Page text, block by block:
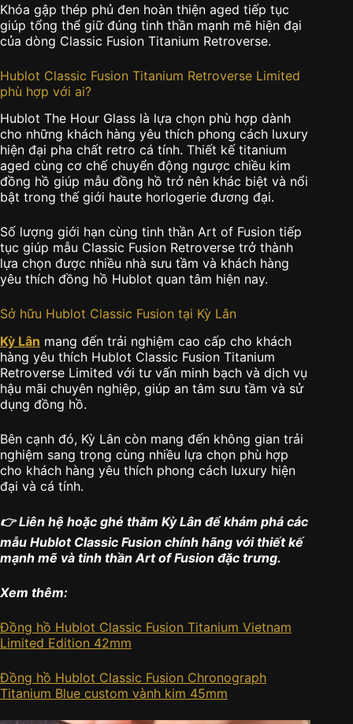
Khóa gập thép phủ đen hoàn thiện aged tiếp tục
giúp tổng thể giữ đúng tinh thần mạnh mẽ hiện đại
của dòng Classic Fusion Titanium Retroverse.
Hublot Classic Fusion Titanium Retroverse Limited
phù hợp với ai?
Hublot The Hour Glass là lựa chọn phù hợp dành
cho những khách hàng yêu thích phong cách luxury
hiện đại pha chất retro cá tính. Thiết kế titanium
aged cùng cơ chế chuyển động ngược chiều kim
đồng hồ giúp mẫu đồng hồ trở nên khác biệt và nổi
bật trong thế giới haute horlogerie đương đại.
Số lượng giới hạn cùng tinh thần Art of Fusion tiếp
tục giúp mẫu Classic Fusion Retroverse trở thành
lựa chọn được nhiều nhà sưu tầm và khách hàng
yêu thích đồng hồ Hublot quan tâm hiện nay.
Sở hữu Hublot Classic Fusion tại Kỳ Lân
Kỳ Lân mang đến trải nghiệm cao cấp cho khách
hàng yêu thích Hublot Classic Fusion Titanium
Retroverse Limited với tư vấn minh bạch và dịch vụ
hậu mãi chuyên nghiệp, giúp an tâm sưu tầm và sử
dụng đồng hồ.
Bên cạnh đó, Kỳ Lân còn mang đến không gian trải
nghiệm sang trọng cùng nhiều lựa chọn phù hợp
cho khách hàng yêu thích phong cách luxury hiện
đại và cá tính.
👉 Liên hệ hoặc ghé thăm Kỳ Lân để khám phá các
mẫu Hublot Classic Fusion chính hãng với thiết kế
mạnh mẽ và tinh thần Art of Fusion đặc trưng.
Xem thêm:
Đồng hồ Hublot Classic Fusion Titanium Vietnam
Limited Edition 42mm
Đồng hồ Hublot Classic Fusion Chronograph
Titanium Blue custom vành kim 45mm